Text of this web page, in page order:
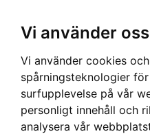
Vi använder
Vi använder cookies
spårningsteknologier
surfupplevelse på vår
personligt innehåll och
analysera vår
Hem›Utrustning›